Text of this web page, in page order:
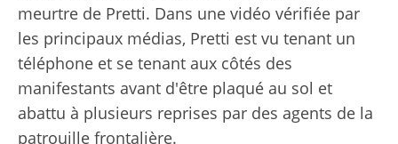
meurtre de Pretti. Dans une vidéo vérifiée par
les principaux médias, Pretti est vu tenant un
téléphone et se tenant aux côtés des
manifestants avant d'être plaqué au sol et
abattu à plusieurs reprises par des agents de la
patrouille frontalière.